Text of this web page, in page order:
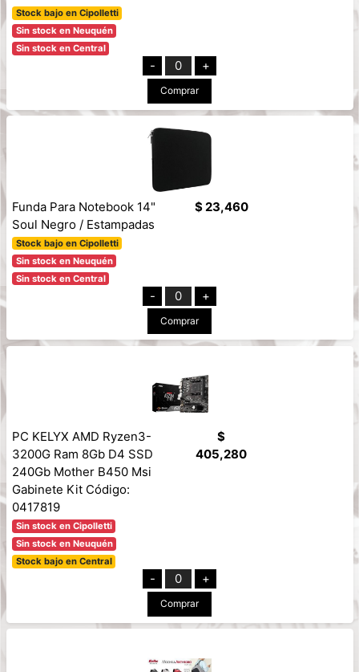
Stock bajo en Cipolletti
Sin stock en Neuquén
Sin stock en Central
- 0 +
Comprar
Funda Para Notebook 14"
Soul Negro / Estampadas
Stock bajo en Cipolletti
Sin stock en Neuquén
Sin stock en Central
$ 23,460
- 0 +
Comprar
PC KELYX AMD Ryzen3-
3200G Ram 8Gb D4 SSD
240Gb Mother B450 Msi
Gabinete Kit Código:
0417819
Sin stock en Cipolletti
Sin stock en Neuquén
Stock bajo en Central
$
405,280
- 0 +
Comprar